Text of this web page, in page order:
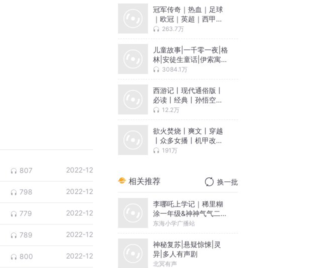
807 2022-12
798 2022-12
779 2022-12
789 2022-12
800 2022-12
冠军传奇｜热血｜足球
｜欧冠｜英超｜西甲｜
法甲｜林海听涛｜多人
263.7万
儿童故事|一千零一夜|格
林|安徒生童话|伊索寓
言|免费
3084.1万
西游记丨现代通俗版丨
必读丨经典丨孙悟空丨
大闹天宫
12.2万
欲火焚烧丨爽文丨穿越
丨众多女播丨机甲改装
丨多人有声剧
191万
相关推荐 换一批
李哪吒上学记｜稀里糊
涂一年级&神神气气二年
级
东海小学广播站
神秘复苏|悬疑惊悚|灵
异|多人有声剧
北冥有声